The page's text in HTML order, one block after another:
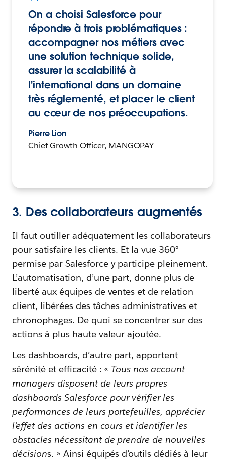
On a choisi Salesforce pour
répondre à trois problématiques :
accompagner nos métiers avec
une solution technique solide,
assurer la scalabilité à
l'international dans un domaine
très réglementé, et placer le client
au cœur de nos préoccupations.
Pierre Lion
Chief Growth Officer, MANGOPAY
3. Des collaborateurs augmentés
Il faut outiller adéquatement les collaborateurs
pour satisfaire les clients. Et la vue 360°
permise par Salesforce y participe pleinement.
L’automatisation, d’une part, donne plus de
liberté aux équipes de ventes et de relation
client, libérées des tâches administratives et
chronophages. De quoi se concentrer sur des
actions à plus haute valeur ajoutée.
Les dashboards, d’autre part, apportent
sérénité et efficacité : « Tous nos account
managers disposent de leurs propres
dashboards Salesforce pour vérifier les
performances de leurs portefeuilles, apprécier
l’effet des actions en cours et identifier les
obstacles nécessitant de prendre de nouvelles
décisions. » Ainsi équipés d’outils dédiés à leur